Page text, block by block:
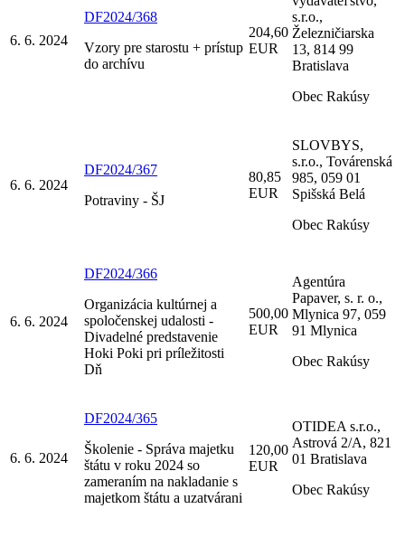
6. 6. 2024
DF2024/368
Vzory pre starostu + prístup
do archívu
204,60
EUR
s.r.o.,
Železničiarska
13, 814 99
Bratislava
Obec Rakúsy
6. 6. 2024
DF2024/367
Potraviny - ŠJ
80,85
EUR
SLOVBYS,
s.r.o., Továrenská
985, 059 01
Spišská Belá
Obec Rakúsy
6. 6. 2024
DF2024/366
Organizácia kultúrnej a
spoločenskej udalosti -
Divadelné predstavenie
Hoki Poki pri príležitosti
Dň
500,00
EUR
Agentúra
Papaver, s. r. o.,
Mlynica 97, 059
91 Mlynica
Obec Rakúsy
6. 6. 2024
DF2024/365
Školenie - Správa majetku
štátu v roku 2024 so
zameraním na nakladanie s
majetkom štátu a uzatvárani
120,00
EUR
OTIDEA s.r.o.,
Astrová 2/A, 821
01 Bratislava
Obec Rakúsy